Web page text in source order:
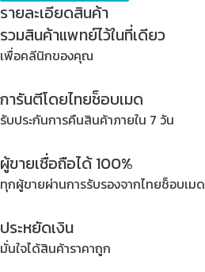
Width
x
Depth
60
x
mm,
Status
XS,
Stainless
Steel
รายละเอียดสินค้า
รวมสินค้าแพทย์ไว้ในที่เดียว
เพื่อคลีนิกของคุณ
การันตีโดยไทยช็อบเมด
รับประกันการคืนสินค้าภายใน 7 วัน
ผู้ขายเชื่อถือได้ 100%
ทุกผู้ขายผ่านการรับรองจากไทยช็อบเมด
ประหยัดเงิน
มั่นใจได้สินค้าราคาถูก